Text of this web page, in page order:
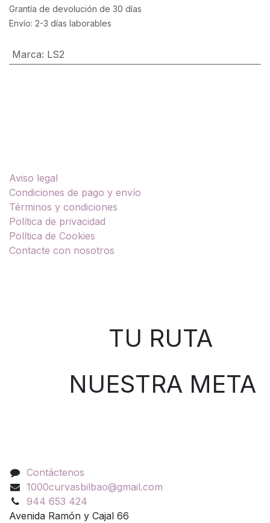
Grantía de devolución de 30 días
Envío: 2-3 días laborables
Marca: LS2
Aviso legal
Condiciones de pago y envío
Términos y condiciones
Política de privacidad
Política de Cookies
Contacte con nosotros
TU RUTA
NUESTRA META
Contáctenos
1000curvasbilbao@gmail.com
944 653 424
Avenida Ramón y Cajal 66